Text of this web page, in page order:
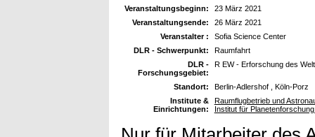
Veranstaltungsbeginn:
23 März 2021
Veranstaltungsende:
26 März 2021
Veranstalter :
Sofia Science Center
DLR - Schwerpunkt:
Raumfahrt
DLR -
Forschungsgebiet:
R EW - Erforschung des
Standort:
Berlin-Adlershof , Köln-Porz
Institute &
Einrichtungen:
Raumflugbetrieb und
Institut für